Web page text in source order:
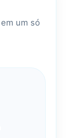
um só